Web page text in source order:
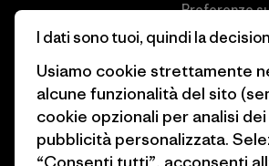
Obiettivi climatici
1% For The Planet
Come finanziamo
Preferenze
Lavora con
Stampa e
Industry
Programma
I dati sono tuoi, quindi la
Usiamo cookie strettamente
alcune funzionalità del sito
cookie opzionali per analisi
pubblicità personalizzata.